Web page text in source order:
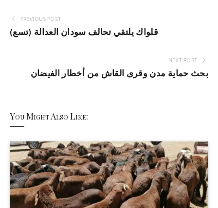
PREVIOUS POST
قلواك يلتقي تحالف سودان العدالة (تسع)
NEXT POST
بحث حماية مدن وقرى القاش من أخطار الفيضان
You Might Also Like: